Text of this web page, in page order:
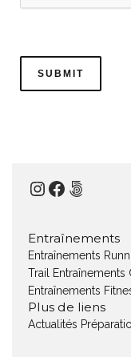
Instagram
Facebook
500px
Entraînements
Entraînements
Trail
Entraînements
Entraînements
Plus de liens
Actualités